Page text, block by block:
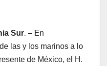
Sur. – En
las y los marinos a lo
de México, el H.